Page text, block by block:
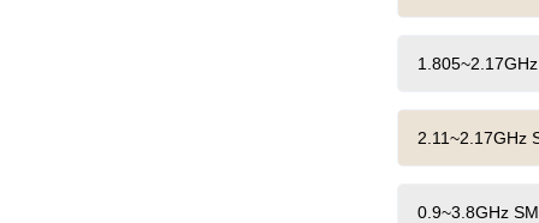
2.11~2.17GHz
0.9~3.8GHz